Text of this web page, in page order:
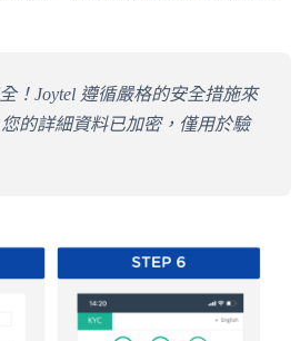
！Joytel 遵循嚴格的安全措施來
的詳細資料已加密，僅用於驗